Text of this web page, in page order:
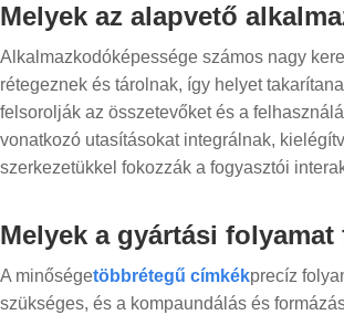
Melyek az alapvető
Alkalmazkodóképessége számos nagy
rétegeznek és tárolnak, így helyet
felsorolják az összetevőket és a
vonatkozó utasításokat integrálnak,
szerkezetükkel fokozzák a fogyasztói
Melyek a gyártási
A minőségetöbbrétegű címkékprecíz
szükséges, és a kompaundálás és